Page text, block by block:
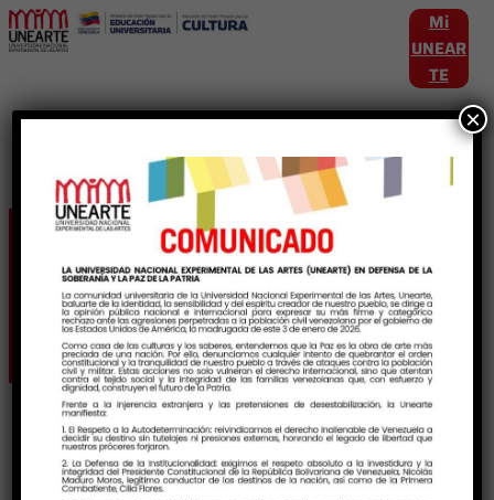
Mi
UNEAR
TE
Etiqueta:
humanismoSocial
×